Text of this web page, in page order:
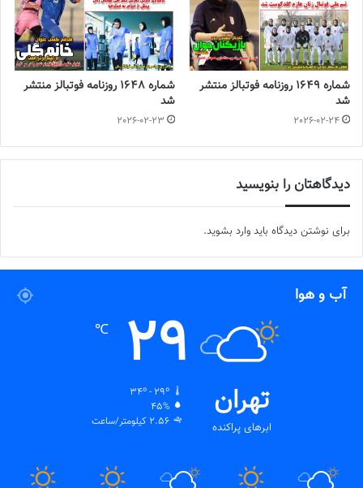
شماره 1649 روزنامه فوتبالز منتشر
شد
2026-02-24
شماره 1648 روزنامه فوتبالز منتشر
شد
2026-02-23
دیدگاهتان را بنویسید
برای نوشتن دیدگاه باید وارد بشوید.
آب و هوا
تهران
ابرهای پراکنده
29
℃
34º - 29º
45%
2.56 کیلومتر/ساعت